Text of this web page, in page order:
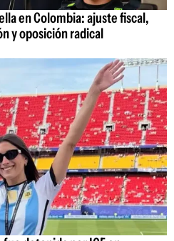
en Colombia: ajuste fiscal,
y oposición radical